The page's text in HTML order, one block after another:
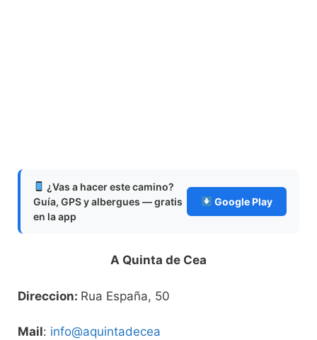
¿Vas a hacer este camino?
Guía, GPS y albergues — gratis
en la app
Google Play
A Quinta de Cea
Direccion: Rua España, 50
Mail: info@aquintadecea